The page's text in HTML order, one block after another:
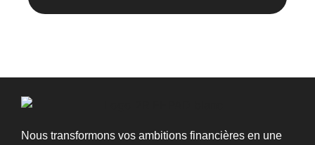
Nous transformons vos ambitions financières en une